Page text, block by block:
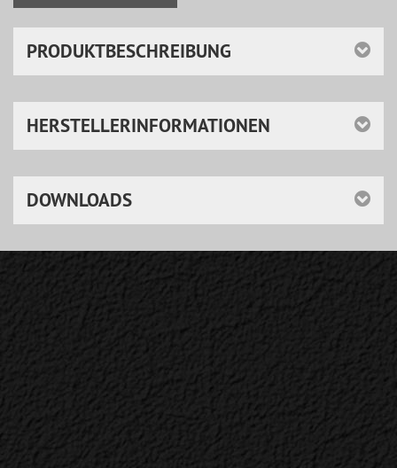
PRODUKTBESCHREIBUNG
HERSTELLERINFORMATIONEN
DOWNLOADS